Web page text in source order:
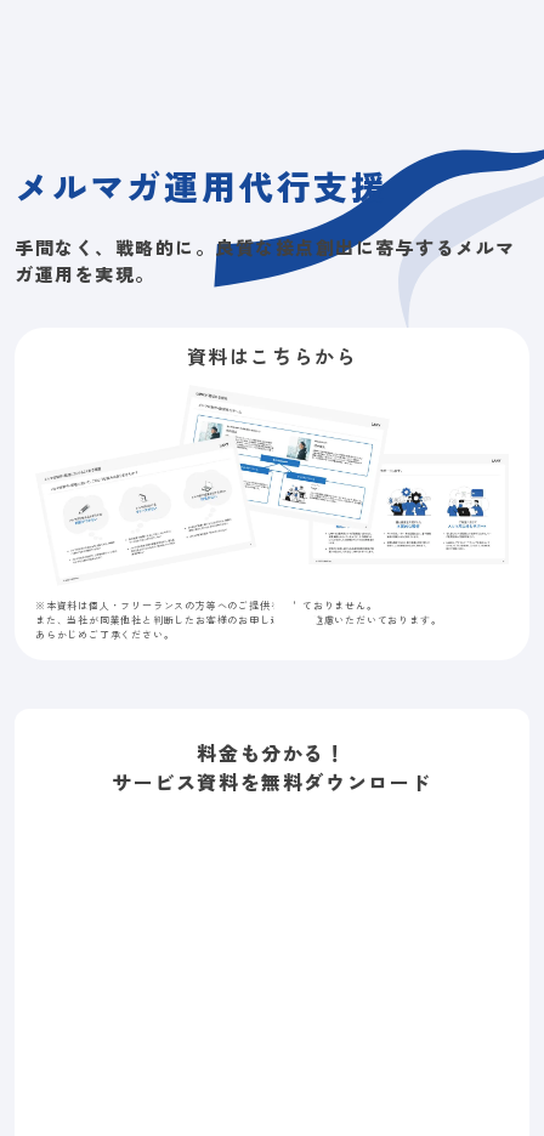
メルマガ運用代行支援
手間なく、戦略的に。良質な接点創出に寄与するメルマ
ガ運用を実現。
資料はこちらから
※本資料は個人・フリーランスの方等へのご提供を致しておりません。
また、当社が同業他社と判断したお客様のお申し込みはご遠慮いただいております。
あらかじめご了承ください。
料金も分かる！
サービス資料を無料ダウンロード